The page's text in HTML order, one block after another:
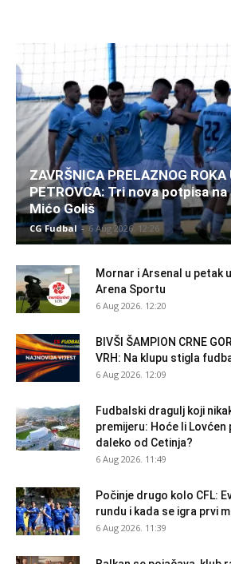
ZAVRŠNICA PRELAZNOG ROKA
PETROVCA: Tri nova potpisa
Mićo Goliš
CG Fudbal - 6 Aug 2026. 12:26
Mornar i Arsenal u petak
Arena Sportu
6 Aug 2026. 12:20
BIVŠI ŠAMPION CRNE
VRH: Na klupu stigla
6 Aug 2026. 12:09
Fudbalski dragulj koji
premijeru: Hoće li
daleko od Cetinja?
6 Aug 2026. 11:49
Počinje drugo kolo CFL:
rundu i kada se igra prvi
6 Aug 2026. 11:39